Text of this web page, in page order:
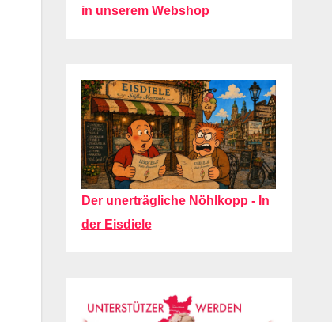
in unserem Webshop
Der unerträgliche Nöhlkopp - In
der Eisdiele